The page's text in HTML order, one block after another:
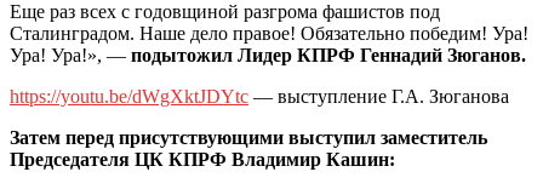
Еще раз всех с годовщиной разгрома фашистов под
Сталинградом. Наше дело правое! Обязательно победим! Ура!
Ура! Ура!», — подытожил Лидер КПРФ Геннадий Зюганов.
https://youtu.be/dWgXktJDYtc — выступление Г.А. Зюганова
Затем перед присутствующими выступил заместитель
Председателя ЦК КПРФ Владимир Кашин: